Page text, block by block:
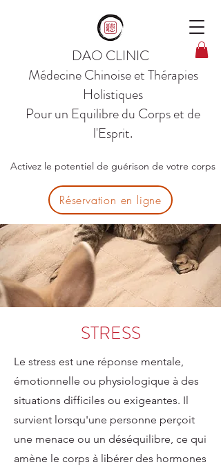
DAO CLINIC
Médecine Chinoise et Thérapies
Holistiques
Pour un Equilibre du Corps et de
l'Esprit.
Activez le potentiel de guérison de votre corps
Réservation en ligne
STRESS
Le stress est une réponse mentale,
émotionnelle ou physiologique à des
situations difficiles ou exigeantes. Il
survient lorsqu'une personne perçoit
une menace ou un déséquilibre, ce qui
amène le corps à libérer des hormones